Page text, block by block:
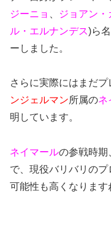
ジーニョ
ジョアン・
ル・エルナンデス)ら
ーしました。
さらに実際にはまだプ
ンジェルマン所属のネ
明しています。
ネイマールの参戦時期
で、現役バリバリの
可能性も高くなります